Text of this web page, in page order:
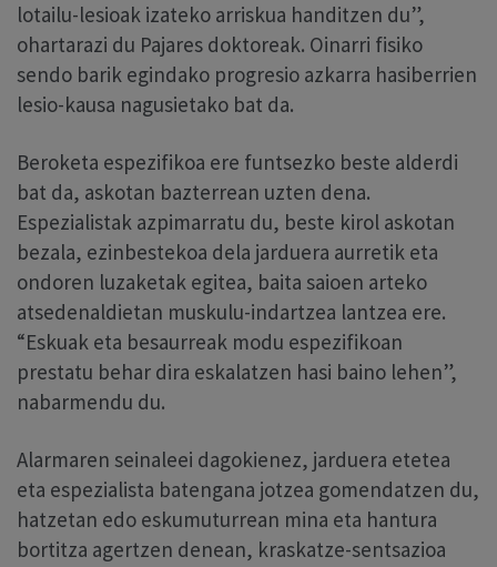
lotailu-lesioak izateko arriskua handitzen du”,
ohartarazi du Pajares doktoreak. Oinarri fisiko
sendo barik egindako progresio azkarra hasiberrien
lesio-kausa nagusietako bat da.
Beroketa espezifikoa ere funtsezko beste alderdi
bat da, askotan bazterrean uzten dena.
Espezialistak azpimarratu du, beste kirol askotan
bezala, ezinbestekoa dela jarduera aurretik eta
ondoren luzaketak egitea, baita saioen arteko
atsedenaldietan muskulu-indartzea lantzea ere.
“Eskuak eta besaurreak modu espezifikoan
prestatu behar dira eskalatzen hasi baino lehen”,
nabarmendu du.
Alarmaren seinaleei dagokienez, jarduera etetea
eta espezialista batengana jotzea gomendatzen du,
hatzetan edo eskumuturrean mina eta hantura
bortitza agertzen denean, kraskatze-sentsazioa